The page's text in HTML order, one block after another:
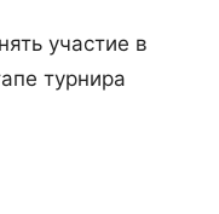
участие в
турнира